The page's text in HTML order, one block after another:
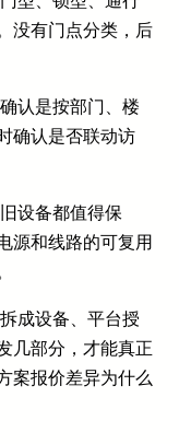
没有门点分类，后
认是按部门、楼
确认是否联动访
设备都值得保
源和线路的可复用
成设备、平台授
几部分，才能真正
案报价差异为什么